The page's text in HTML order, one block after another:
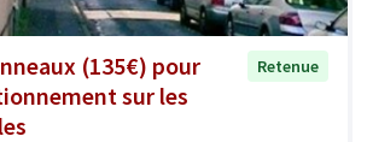
(135€) pour
sur les
Retenue